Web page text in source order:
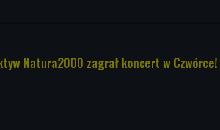
Natura2000 zagrał koncert w Czwórce!